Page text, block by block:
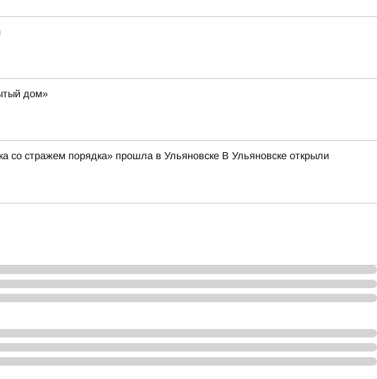
дом»
со стражем порядка» прошла в Ульяновске В Ульяновске открыли